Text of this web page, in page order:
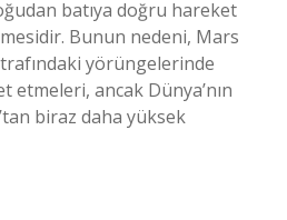
batıya doğru hareket
Bunun nedeni, Mars
yörüngelerinde
etmeleri, ancak Dünya’nın
biraz daha yüksek